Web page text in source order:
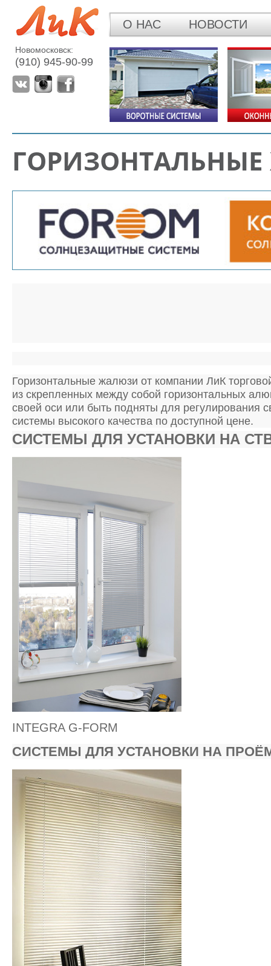
Новомосковск:
(910) 945-90-99
О НАС НОВОСТИ
ГОРИЗОНТАЛЬНЫЕ
Горизонтальные жалюзи от компании ЛиК
из скрепленных между собой горизонтальных
своей оси или быть подняты для регулирования
системы высокого качества по доступной цене.
СИСТЕМЫ ДЛЯ УСТАНОВКИ НА
INTEGRA G-FORM
СИСТЕМЫ ДЛЯ УСТАНОВКИ НА